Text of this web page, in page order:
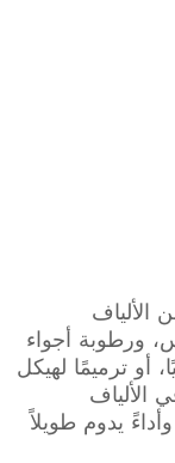
الألياف
ورطوبة أجواء
أو ترميمًا لهيكل
الألياف
يدوم طويلاً